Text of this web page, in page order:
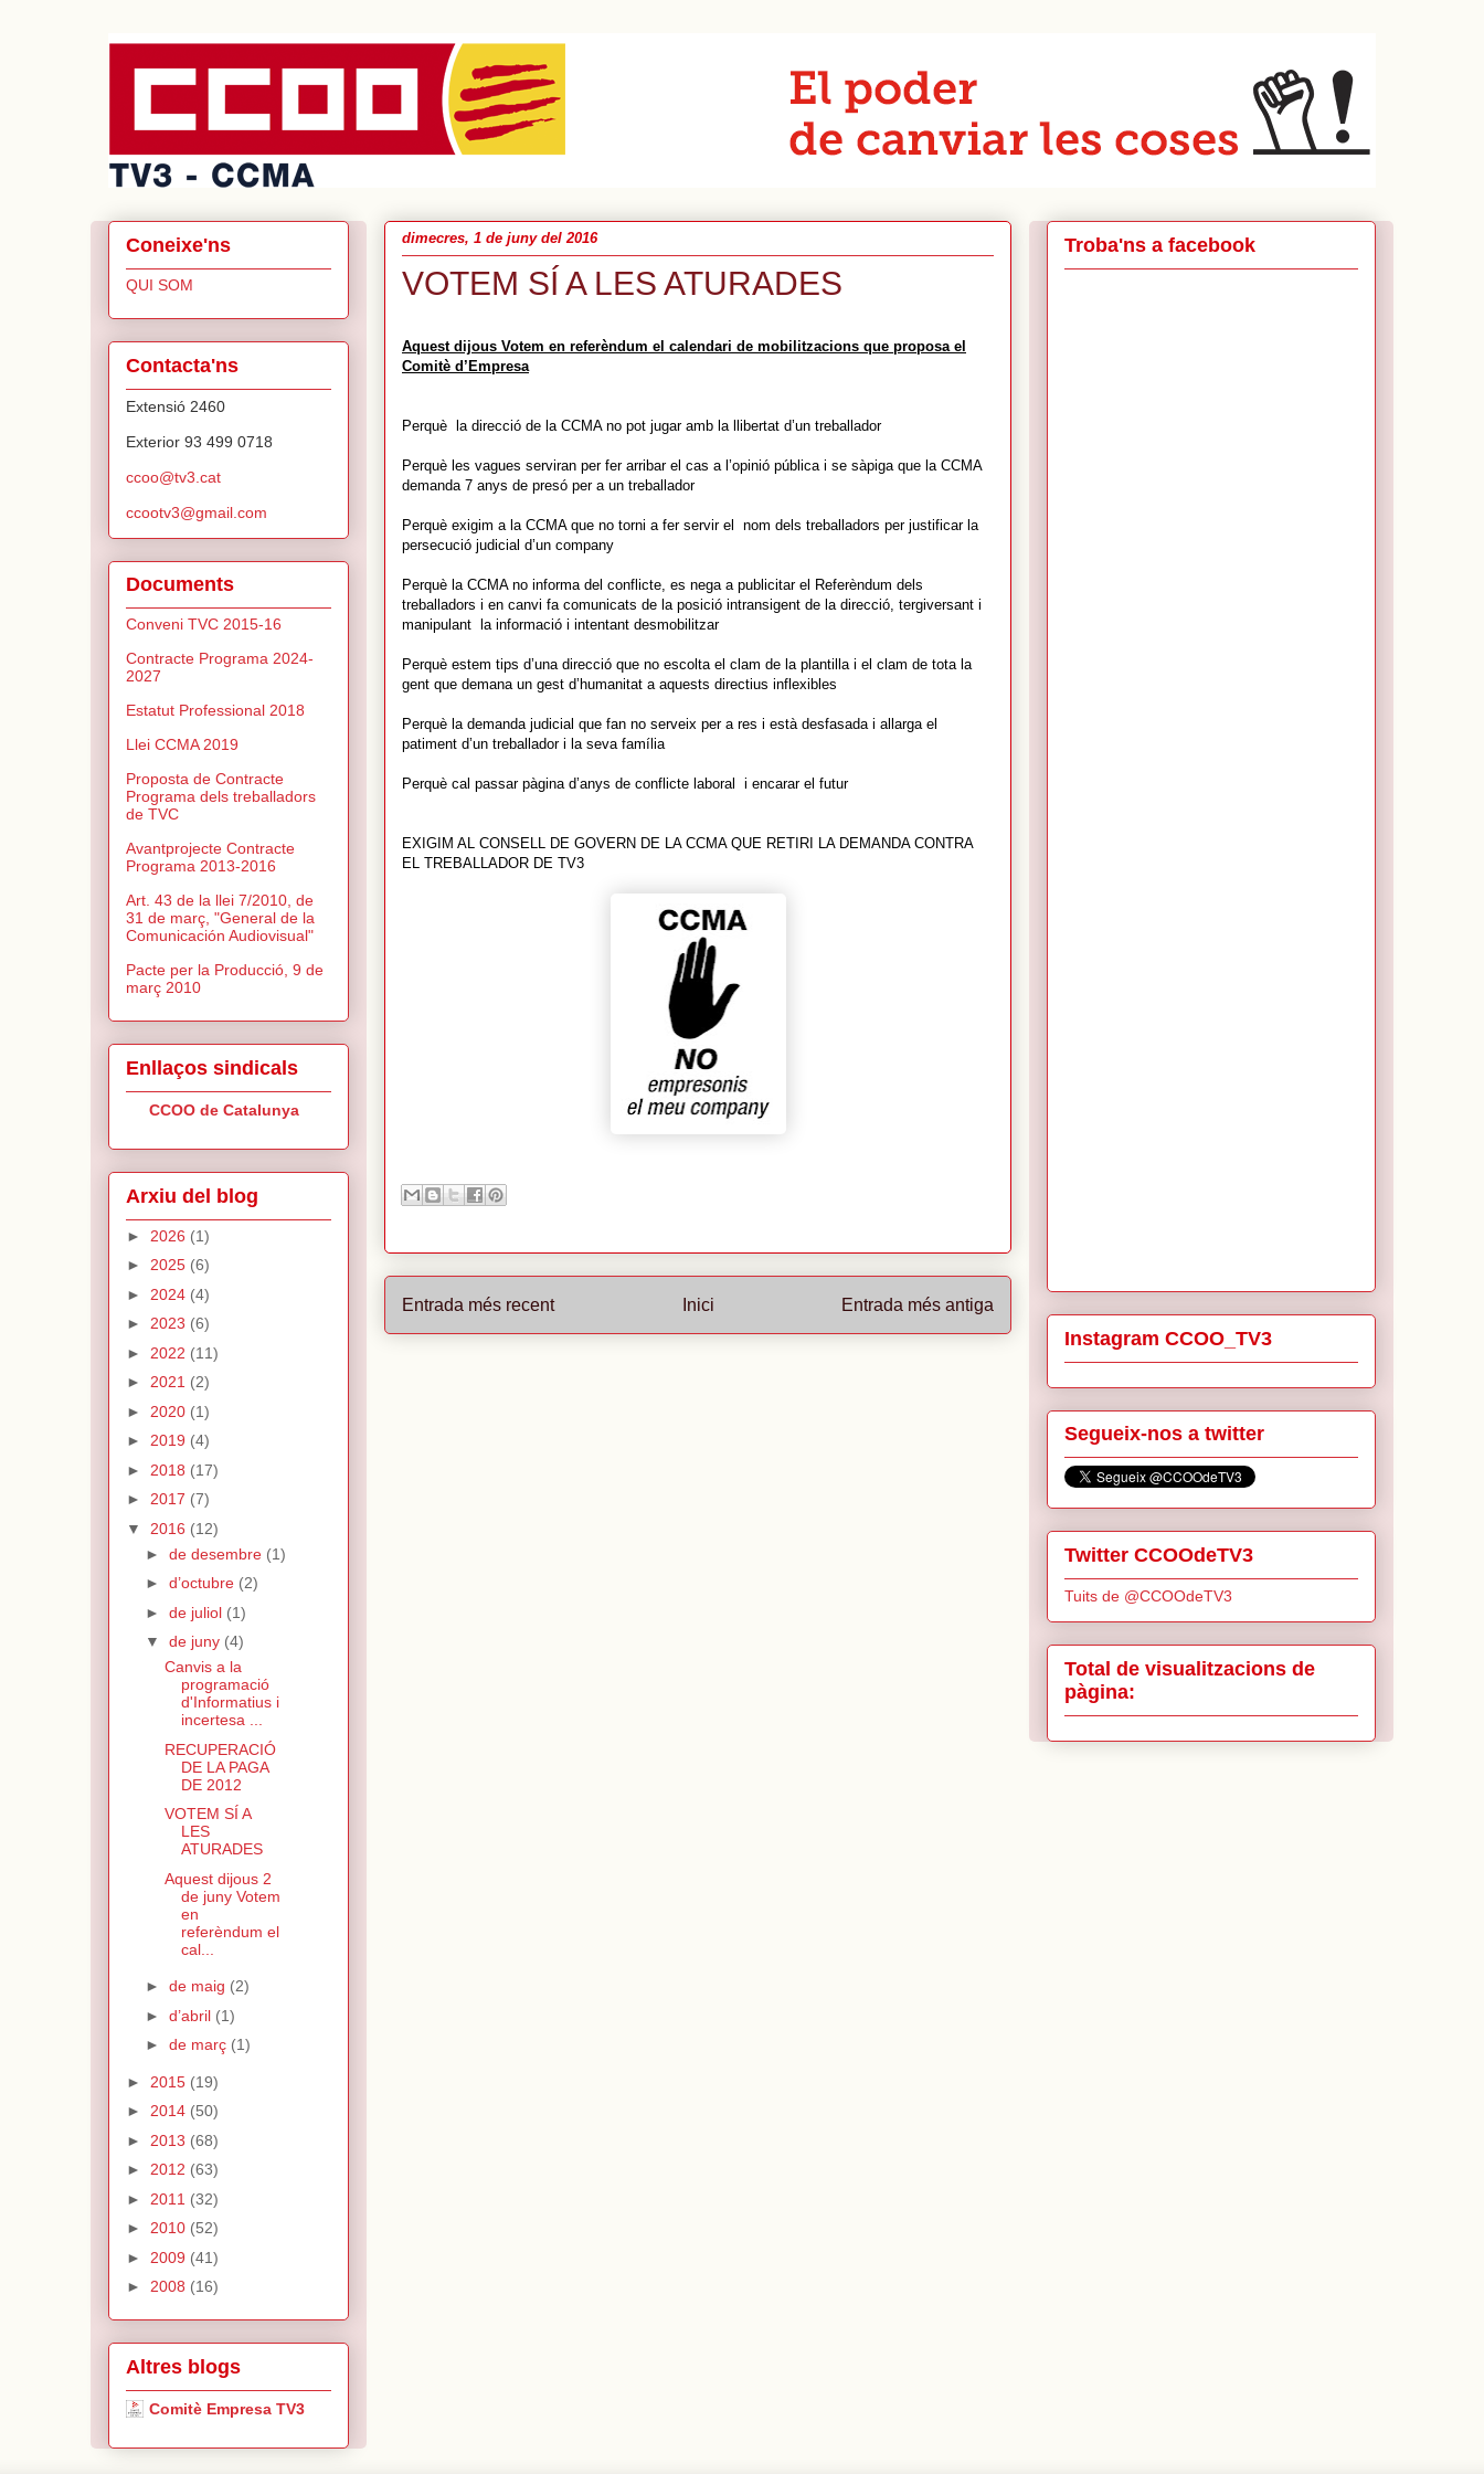
dimecres, 1 de juny del 2016
VOTEM SÍ A LES ATURADES
Aquest dijous Votem en referèndum el calendari de mobilitzacions que proposa el
Comitè d’Empresa
Perquè la direcció de la CCMA no pot jugar amb la llibertat d’un treballador
Perquè les vagues serviran per fer arribar el cas a l’opinió pública i se sàpiga que la CCMA
demanda 7 anys de presó per a un treballador
Perquè exigim a la CCMA que no torni a fer servir el nom dels treballadors per justificar la
persecució judicial d’un company
Perquè la CCMA no informa del conflicte, es nega a publicitar el Referèndum dels
treballadors i en canvi fa comunicats de la posició intransigent de la direcció, tergiversant i
manipulant la informació i intentant desmobilitzar
Perquè estem tips d’una direcció que no escolta el clam de la plantilla i el clam de tota la
gent que demana un gest d’humanitat a aquests directius inflexibles
Perquè la demanda judicial que fan no serveix per a res i està desfasada i allarga el
patiment d’un treballador i la seva família
Perquè cal passar pàgina d’anys de conflicte laboral i encarar el futur
EXIGIM AL CONSELL DE GOVERN DE LA CCMA QUE RETIRI LA DEMANDA CONTRA
EL TREBALLADOR DE TV3
Entrada més recent Entrada més antiga
Inici
Coneixe'ns
QUI SOM
Contacta'ns
Extensió 2460
Exterior 93 499 0718
ccoo@tv3.cat
ccootv3@gmail.com
Documents
Conveni TVC 2015-16
Contracte Programa 2024-
2027
Estatut Professional 2018
Llei CCMA 2019
Proposta de Contracte
Programa dels treballadors
de TVC
Avantprojecte Contracte
Programa 2013-2016
Art. 43 de la llei 7/2010, de
31 de març, "General de la
Comunicación Audiovisual"
Pacte per la Producció, 9 de
març 2010
Enllaços sindicals
CCOO de Catalunya
Arxiu del blog
► 2026 (1)
► 2025 (6)
► 2024 (4)
► 2023 (6)
► 2022 (11)
► 2021 (2)
► 2020 (1)
► 2019 (4)
► 2018 (17)
► 2017 (7)
▼ 2016 (12)
► de desembre (1)
► d’octubre (2)
► de juliol (1)
▼ de juny (4)
Canvis a la
programació
d'Informatius i
incertesa ...
RECUPERACIÓ
DE LA PAGA
DE 2012
VOTEM SÍ A
LES
ATURADES
Aquest dijous 2
de juny Votem
en
referèndum el
cal...
► de maig (2)
► d’abril (1)
► de març (1)
► 2015 (19)
► 2014 (50)
► 2013 (68)
► 2012 (63)
► 2011 (32)
► 2010 (52)
► 2009 (41)
► 2008 (16)
Altres blogs
Comitè Empresa TV3
Troba'ns a facebook
Instagram CCOO_TV3
Segueix-nos a twitter
Twitter CCOOdeTV3
Tuits de @CCOOdeTV3
Total de visualitzacions de
pàgina: